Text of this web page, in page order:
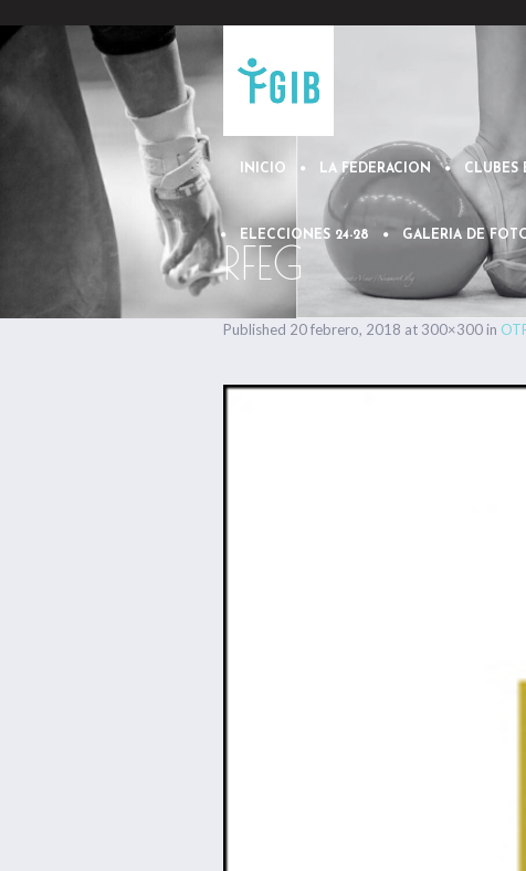
INICIO LA FEDERACION CLUBES
ELECCIONES 24-28 GALERIA DE
RFEG
Published 20 febrero, 2018 at 300×300 in